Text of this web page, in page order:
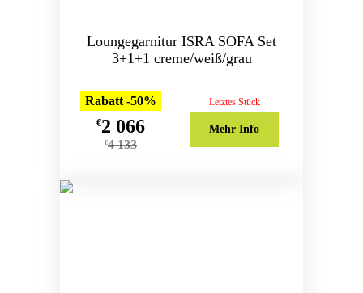
Loungegarnitur ISRA SOFA Set
3+1+1 creme/weiß/grau
Rabatt -50%
€2 066
€4 133
Letztes Stück
Mehr Info